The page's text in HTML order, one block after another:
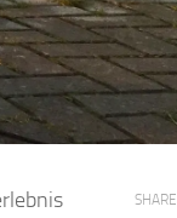
SHARE